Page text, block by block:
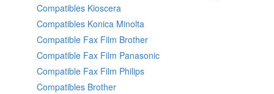
Compatibles Kioscera
Compatibles Konica Minolta
Compatible Fax Film Brother
Compatible Fax Film Panasonic
Compatible Fax Film Philips
Compatibles Brother